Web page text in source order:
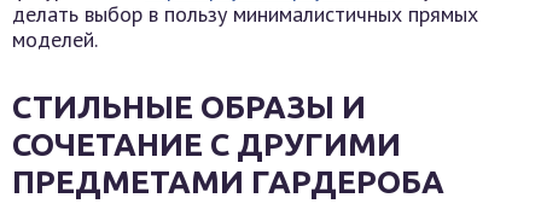
делать выбор в пользу минималистичных прямых
моделей.
СТИЛЬНЫЕ ОБРАЗЫ И
СОЧЕТАНИЕ С ДРУГИМИ
ПРЕДМЕТАМИ ГАРДЕРОБА